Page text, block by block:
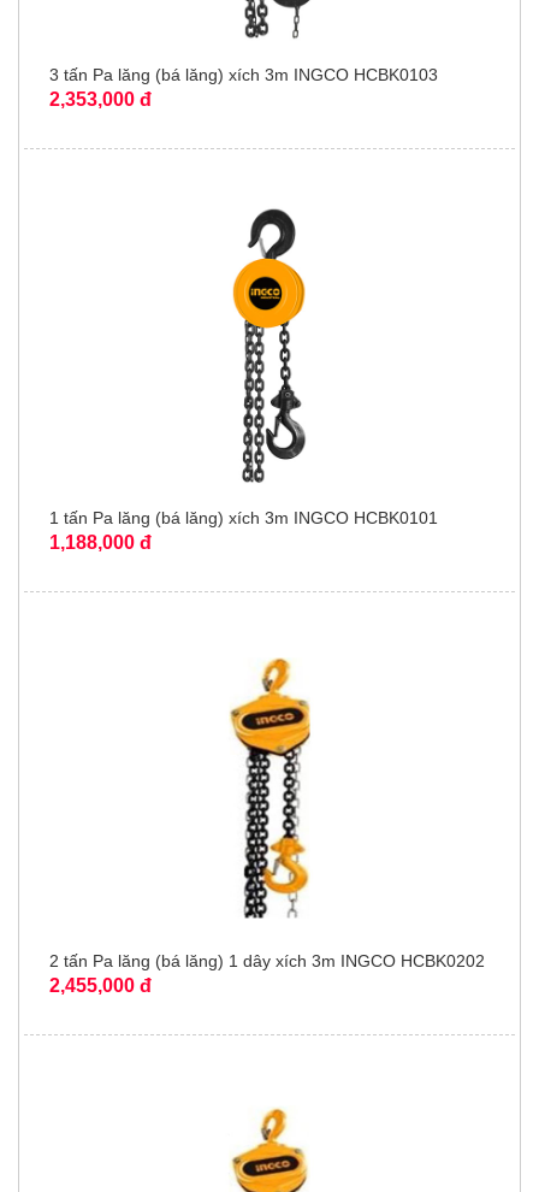
3 tấn Pa lăng (bá lăng) xích 3m INGCO HCBK0103
2,353,000 đ
1 tấn Pa lăng (bá lăng) xích 3m INGCO HCBK0101
1,188,000 đ
2 tấn Pa lăng (bá lăng) 1 dây xích 3m INGCO HCBK0202
2,455,000 đ